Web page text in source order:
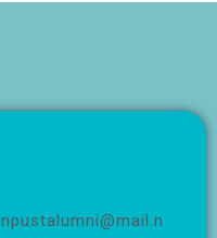
npustalumni@mail.n